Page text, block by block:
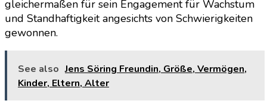
gleichermaßen für sein Engagement für Wachstum
und Standhaftigkeit angesichts von Schwierigkeiten
gewonnen.
See also Jens Söring Freundin, Größe, Vermögen,
Kinder, Eltern, Alter